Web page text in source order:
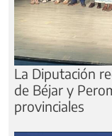
La Diputación
de Béjar y
provinciales